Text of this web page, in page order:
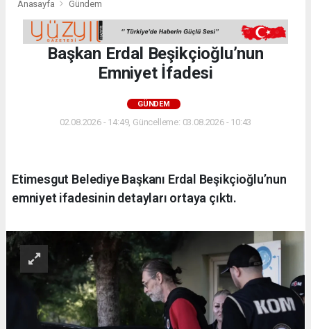
Anasayfa Gündem
Başkan Erdal Beşikçioğlu’nun
Emniyet İfadesi
GÜNDEM
02.08.2026 - 14:49, Güncelleme: 03.08.2026 - 10:43
Etimesgut Belediye Başkanı Erdal Beşikçioğlu’nun
emniyet ifadesinin detayları ortaya çıktı.